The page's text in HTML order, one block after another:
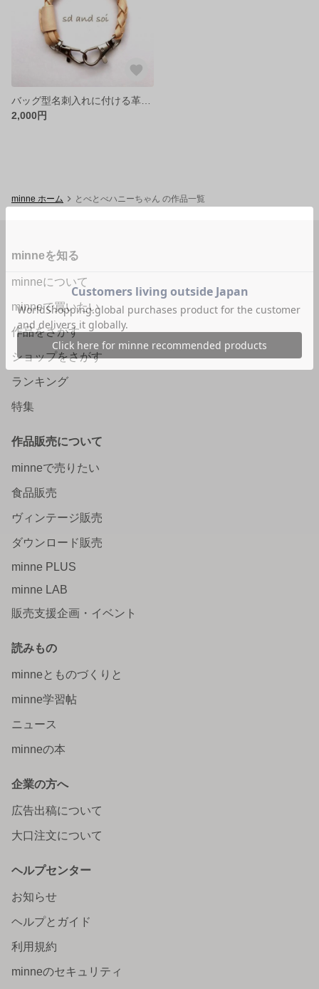
2,000円
minne ホーム とべとべハニーちゃん の作品一覧
minneを知る
minneについて
minneで買いたい
作品をさがす
ショップをさがす
ランキング
特集
作品販売について
minneで売りたい
食品販売
ヴィンテージ販売
ダウンロード販売
minne PLUS
minne LAB
販売支援企画・イベント
読みもの
minneとものづくりと
minne学習帖
ニュース
minneの本
企業の方へ
広告出稿について
大口注文について
ヘルプセンター
お知らせ
ヘルプとガイド
利用規約
minneのセキュリティ